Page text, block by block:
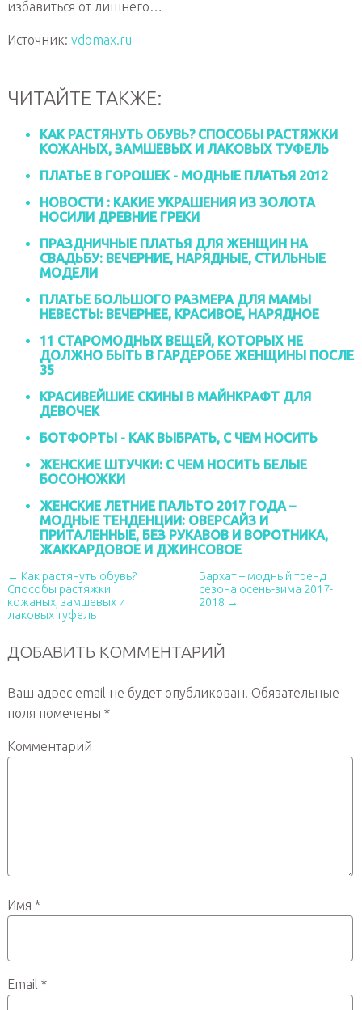
избавиться от лишнего…
Источник: vdomax.ru
ЧИТАЙТЕ ТАКЖЕ:
КАК РАСТЯНУТЬ ОБУВЬ? СПОСОБЫ РАСТЯЖКИ
КОЖАНЫХ, ЗАМШЕВЫХ И ЛАКОВЫХ ТУФЕЛЬ
ПЛАТЬЕ В ГОРОШЕК - МОДНЫЕ ПЛАТЬЯ 2012
НОВОСТИ : КАКИЕ УКРАШЕНИЯ ИЗ ЗОЛОТА
НОСИЛИ ДРЕВНИЕ ГРЕКИ
ПРАЗДНИЧНЫЕ ПЛАТЬЯ ДЛЯ ЖЕНЩИН НА
СВАДЬБУ: ВЕЧЕРНИЕ, НАРЯДНЫЕ, СТИЛЬНЫЕ
МОДЕЛИ
ПЛАТЬЕ БОЛЬШОГО РАЗМЕРА ДЛЯ МАМЫ
НЕВЕСТЫ: ВЕЧЕРНЕЕ, КРАСИВОЕ, НАРЯДНОЕ
11 СТАРОМОДНЫХ ВЕЩЕЙ, КОТОРЫХ НЕ
ДОЛЖНО БЫТЬ В ГАРДЕРОБЕ ЖЕНЩИНЫ ПОСЛЕ
35
КРАСИВЕЙШИЕ СКИНЫ В МАЙНКРАФТ ДЛЯ
ДЕВОЧЕК
БОТФОРТЫ - КАК ВЫБРАТЬ, С ЧЕМ НОСИТЬ
ЖЕНСКИЕ ШТУЧКИ: С ЧЕМ НОСИТЬ БЕЛЫЕ
БОСОНОЖКИ
ЖЕНСКИЕ ЛЕТНИЕ ПАЛЬТО 2017 ГОДА –
МОДНЫЕ ТЕНДЕНЦИИ: ОВЕРСАЙЗ И
ПРИТАЛЕННЫЕ, БЕЗ РУКАВОВ И ВОРОТНИКА,
ЖАККАРДОВОЕ И ДЖИНСОВОЕ
← Как растянуть обувь?
Способы растяжки
кожаных, замшевых и
лаковых туфель
Бархат – модный тренд
сезона осень-зима 2017-
2018 →
ДОБАВИТЬ КОММЕНТАРИЙ
Ваш адрес email не будет опубликован. Обязательные
поля помечены *
Комментарий
Имя *
Email *